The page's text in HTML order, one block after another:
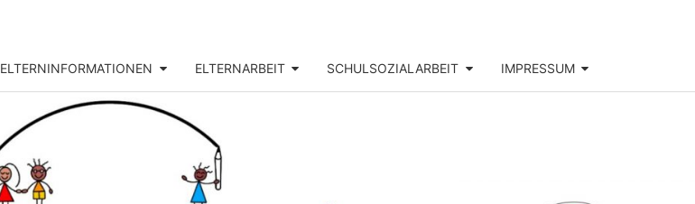
ELTERNINFORMATIONEN ELTERNARBEIT SCHULSOZIALARBEIT IMPRESSUM